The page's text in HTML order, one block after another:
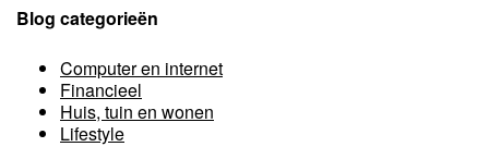
Blog categorieën
Computer en internet
Financieel
Huis, tuin en wonen
Lifestyle